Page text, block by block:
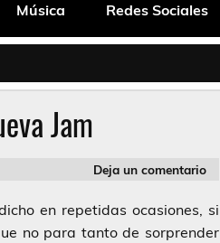
Música Redes Sociales
Jam
Deja un comentario
en repetidas ocasiones, si
no para tanto de sorprender